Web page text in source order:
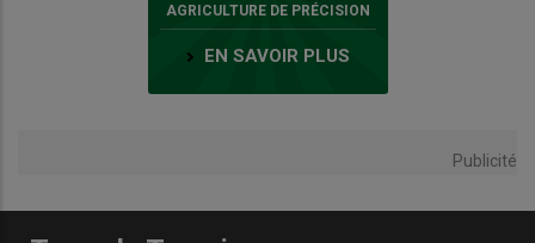
AGRICULTURE DE PRÉCISION
EN SAVOIR PLUS
Publicité